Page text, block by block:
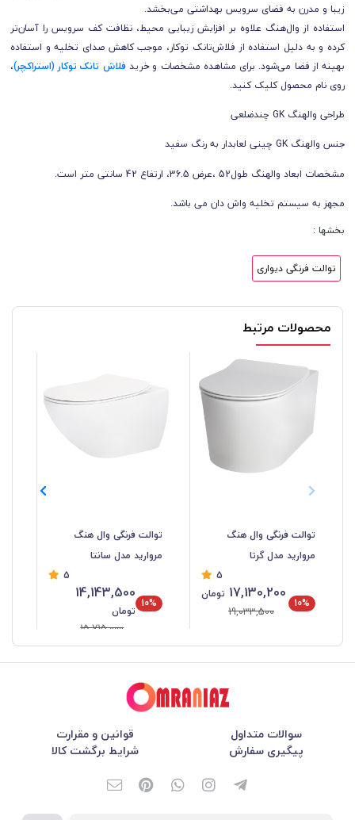
زیبا و مدرن به فضای سرویس بهداشتی می‌بخشد.
استفاده از وال‌هنگ علاوه بر افزایش زیبایی محیط، نظافت کف سرویس را آسان‌تر
کرده و به دلیل استفاده از فلاش‌تانک توکار، موجب کاهش صدای تخلیه و استفاده
بهینه از فضا می‌شود. برای مشاهده مشخصات و خریدفلاش تانک توکار (استراکچر)،
روی نام محصول کلیک کنید.
طراحی والهنگ GK چندضلعی
جنس والهنگ GK چینی لعابدار به رنگ سفید
مشخصات ابعاد والهنگ طول52 ،عرض 36.5، ارتفاع 42 سانتی متر است.
مجهز به سیستم تخلیه واش دان می باشد.
بخشها :
توالت فرنگی دیواری
محصولات مرتبط
توالت فرنگی وال هنگ
مروارید مدل گرتا
5
10%
17,130,200 تومان
19,033,500
توالت فرنگی وال هنگ
مروارید مدل سانتا
5
10%
14,143,500
تومان
15,715,000
سوالات متداول
قوانین و مقرارت
پیگیری سفارش
شرایط برگشت کالا